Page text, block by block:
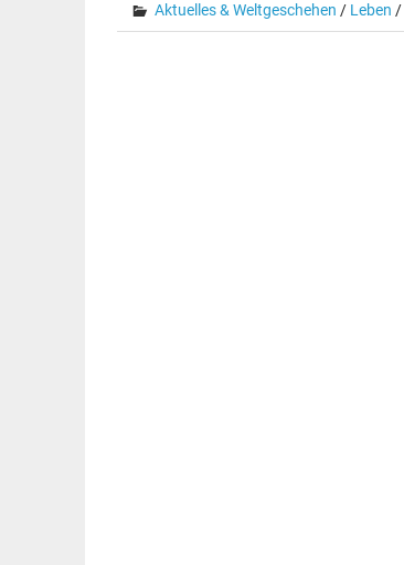
Aktuelles & Weltgeschehen / Leben /